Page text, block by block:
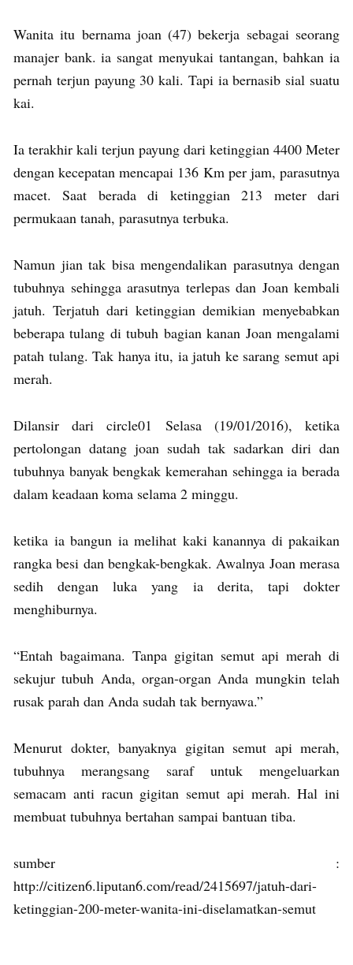
Wanita itu bernama joan (47) bekerja sebagai seorang
manajer bank. ia sangat menyukai tantangan, bahkan ia
pernah terjun payung 30 kali. Tapi ia bernasib sial suatu
kai.
Ia terakhir kali terjun payung dari ketinggian 4400 Meter
dengan kecepatan mencapai 136 Km per jam, parasutnya
macet. Saat berada di ketinggian 213 meter dari
permukaan tanah, parasutnya terbuka.
Namun jian tak bisa mengendalikan parasutnya dengan
tubuhnya sehingga arasutnya terlepas dan Joan kembali
jatuh. Terjatuh dari ketinggian demikian menyebabkan
beberapa tulang di tubuh bagian kanan Joan mengalami
patah tulang. Tak hanya itu, ia jatuh ke sarang semut api
merah.
Dilansir dari circle01 Selasa (19/01/2016), ketika
pertolongan datang joan sudah tak sadarkan diri dan
tubuhnya banyak bengkak kemerahan sehingga ia berada
dalam keadaan koma selama 2 minggu.
ketika ia bangun ia melihat kaki kanannya di pakaikan
rangka besi dan bengkak-bengkak. Awalnya Joan merasa
sedih dengan luka yang ia derita, tapi dokter
menghiburnya.
“Entah bagaimana. Tanpa gigitan semut api merah di
sekujur tubuh Anda, organ-organ Anda mungkin telah
rusak parah dan Anda sudah tak bernyawa.”
Menurut dokter, banyaknya gigitan semut api merah,
tubuhnya merangsang saraf untuk mengeluarkan
semacam anti racun gigitan semut api merah. Hal ini
membuat tubuhnya bertahan sampai bantuan tiba.
sumber :
http://citizen6.liputan6.com/read/2415697/jatuh-dari-
ketinggian-200-meter-wanita-ini-diselamatkan-semut